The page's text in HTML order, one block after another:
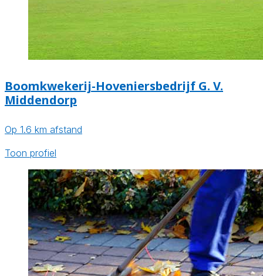
Boomkwekerij-Hoveniersbedrijf G. V.
Middendorp
Op 1.6 km afstand
Toon profiel